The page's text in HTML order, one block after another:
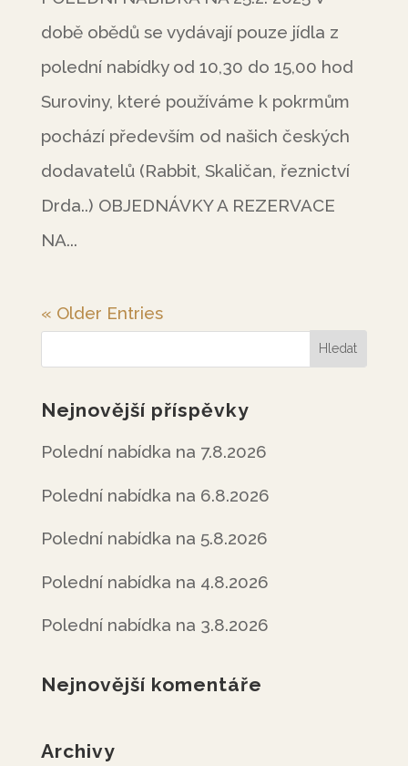
době obědů se vydávají pouze jídla z
polední nabídky od 10,30 do 15,00 hod
Suroviny, které používáme k pokrmům
pochází především od našich českých
dodavatelů (Rabbit, Skaličan, řeznictví
Drda..) OBJEDNÁVKY A REZERVACE
NA...
« Older Entries
Nejnovější příspěvky
Polední nabídka na 7.8.2026
Polední nabídka na 6.8.2026
Polední nabídka na 5.8.2026
Polední nabídka na 4.8.2026
Polední nabídka na 3.8.2026
Nejnovější komentáře
Archivy